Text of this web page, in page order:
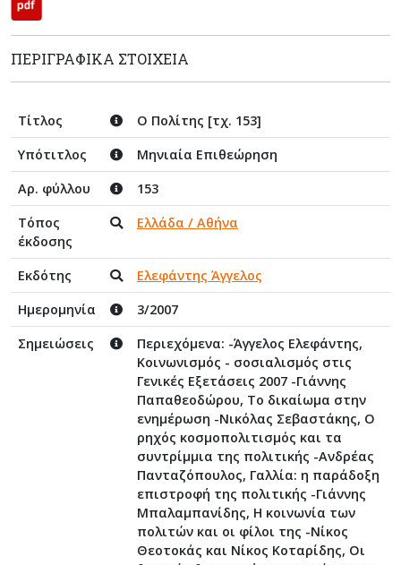
ΠΕΡΙΓΡΑΦΙΚΆ ΣΤΟΙΧΕΊΑ
Τίτλος
Ο Πολίτης [τχ. 153]
Υπότιτλος
Μηνιαία Επιθεώρηση
Αρ. φύλλου
153
Τόπος
έκδοσης
Ελλάδα / Αθήνα
Εκδότης
Ελεφάντης Άγγελος
Ημερομηνία
3/2007
Σημειώσεις
Περιεχόμενα: -Άγγελος Ελεφάντης,
Κοινωνισμός - σοσιαλισμός στις
Γενικές Εξετάσεις 2007 -Γιάννης
Παπαθεοδώρου, Το δικαίωμα στην
ενημέρωση -Νικόλας Σεβαστάκης, Ο
ρηχός κοσμοπολιτισμός και τα
συντρίμμια της πολιτικής -Ανδρέας
Πανταζόπουλος, Γαλλία: η παράδοξη
επιστροφή της πολιτικής -Γιάννης
Μπαλαμπανίδης, Η κοινωνία των
πολιτών και οι φίλοι της -Νίκος
Θεοτοκάς και Νίκος Κοταρίδης, Οι